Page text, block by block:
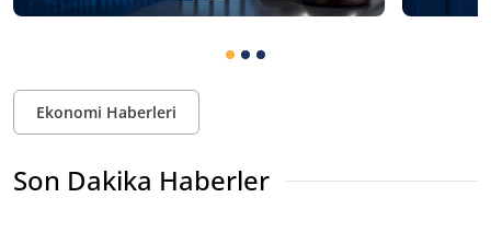
Ekonomi Haberleri
Son Dakika Haberler